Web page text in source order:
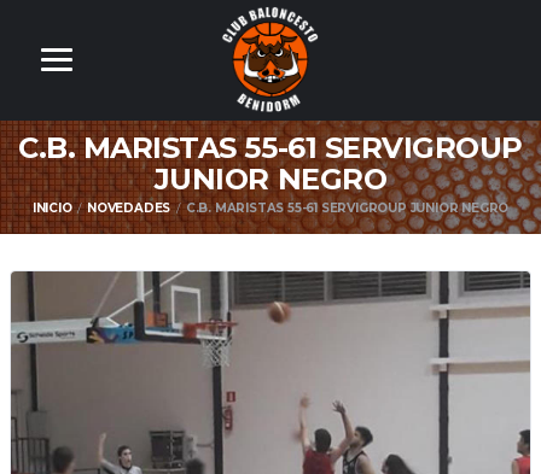
C.B. MARISTAS 55-61 SERVIGROUP
JUNIOR NEGRO
INICIO NOVEDADES C.B. MARISTAS 55-61 SERVIGROUP JUNIOR NEGRO